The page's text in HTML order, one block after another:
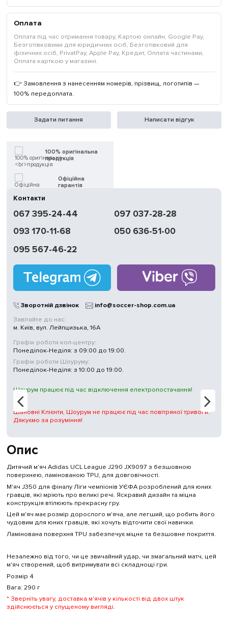
Оплата
Оплата під час отримання товару, Картою онлайн, Google Pay,
Безготівковими для юридичних осіб, Безготівковий для
фізичних осіб, PrivatPay, Apple Pay, Кредит, Оплата частинами,
Оплата карткою у магазині.
👉 Замовлення з нанесенням номерів, прізвищ, логотипів —
100% передоплата.
Задати питання Написати відгук
100% оригінальна
продукція
Офіційна
гарантія
доставка
Обмін | Повернення
без вихідних
у Києві
Опис
Дитячий м'яч Adidas UCL League J290 JX9097 з безшовною
поверхнею, ламінованою TPU, для довговічності.
М'яч J350 для фіналу Ліги чемпіонів УЄФА розроблений для юних
гравців, які мріють про великі речі. Яскравий дизайн та міцна
конструкція втілюють прекрасну гру.
Цей м'яч має розмір дорослого м'яча, але легший, що робить його
чудовим для юних гравців, які хочуть відточити свої навички.
Ламінована поверхня TPU забезпечує міцне та безшовне покриття.
Незалежно від того, чи це звичайний удар, чи змагальний матч, цей
м'яч створений, щоб витримувати всі складнощі гри.
Розмір 4
Вага: 290 г
* Зверніть увагу, доставка м'ячів у кількості від двох штук
здійснюється у спущеному вигляді.
Контакти
067 395-24-44
097 037-28-28
093 170-11-68
050 636-51-00
095 567-46-22
Зворотній дзвінок
info@soccer-shop.com.ua
Завітайте до нас:
м. Київ, вул. Лейпцизька, 16А
Графік роботи кол-центру:
Понеділок-Неділя: з 09:00 до 19:00.
Графік роботи Шоуруму:
Понеділок-Неділя: з 10:00 до 19:00.
Шоурум працює під час відключення електропостачання!
Шановні Клієнти, Шоурум не працює під час повітряної тривоги.
Дякуємо за розуміння!